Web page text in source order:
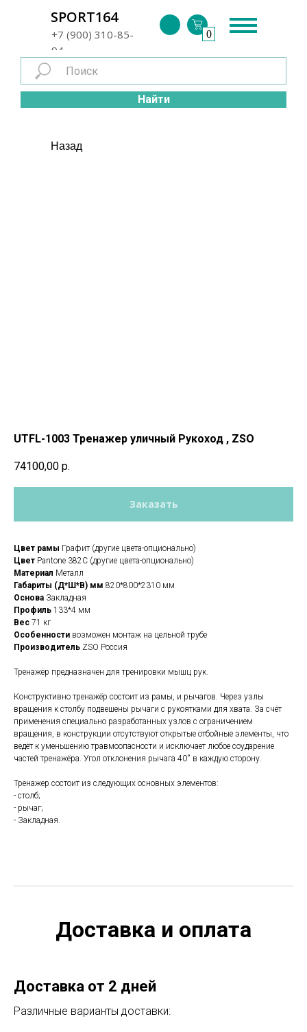
+7 (900) 310-85-
94
SPORT164
0
Найти
Назад
UTFL-1003 Тренажер уличный Рукоход , ZSO
74100,00 р.
Заказать
Цвет рамы Графит (другие цвета-опционально)
Цвет Pantone 382C (другие цвета-опционально)
Материал Металл
Габариты (Д*Ш*В) мм 820*800*2310 мм
Основа Закладная
Профиль 133*4 мм
Вес 71 кг
Особенности возможен монтаж на цельной трубе
Производитель ZSO Россия
Тренажёр предназначен для тренировки мышц рук.
Конструктивно тренажёр состоит из рамы, и рычагов. Через узлы
вращения к столбу подвешены рычаги с рукоятками для хвата. За счёт
применения специально разработанных узлов с ограничением
вращения, в конструкции отсутствуют открытые отбойные элементы, что
ведёт к уменьшению травмоопасности и исключает любое соударение
частей тренажёра. Угол отклонения рычага 40˚ в каждую сторону.
Тренажер состоит из следующих основных элементов:
- столб;
- рычаг;
- Закладная.
Доставка и оплата
Доставка от 2 дней
Различные варианты доставки: